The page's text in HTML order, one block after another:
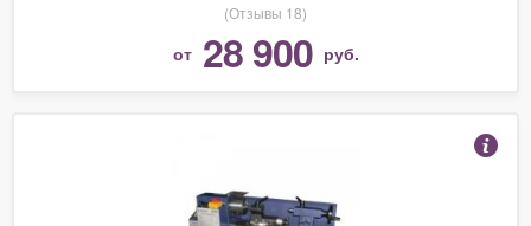
(Отзывы 18)
от 28 900 руб.